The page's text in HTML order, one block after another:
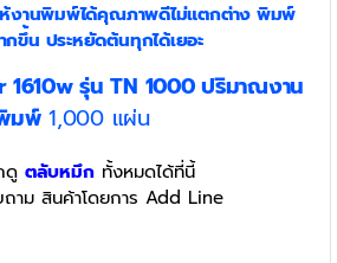
ห้งานพิมพ์ได้คุณภาพดีไม่แตกต่าง พิมพ์
กขึ้น ประหยัดต้นทุกได้เยอะ
รุ่น TN 1000 ปริมาณงาน
มพ์1,000 แผ่น
ดู ตลับหมึก ทั้งหมดได้ที่นี้
าม สินค้าโดยการ Add Line